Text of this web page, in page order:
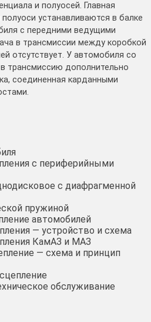
и полуосей. Главная
устанавливаются в балке
с передними ведущими
в трансмиссии между коробкой
отсутствует. У автомобиля со
трансмиссию дополнительно
соединенная карданными
с периферийными
с диафрагменной
пружиной
автомобилей
— устройство и схема
КамАЗ и МАЗ
— схема и принцип
обслуживание